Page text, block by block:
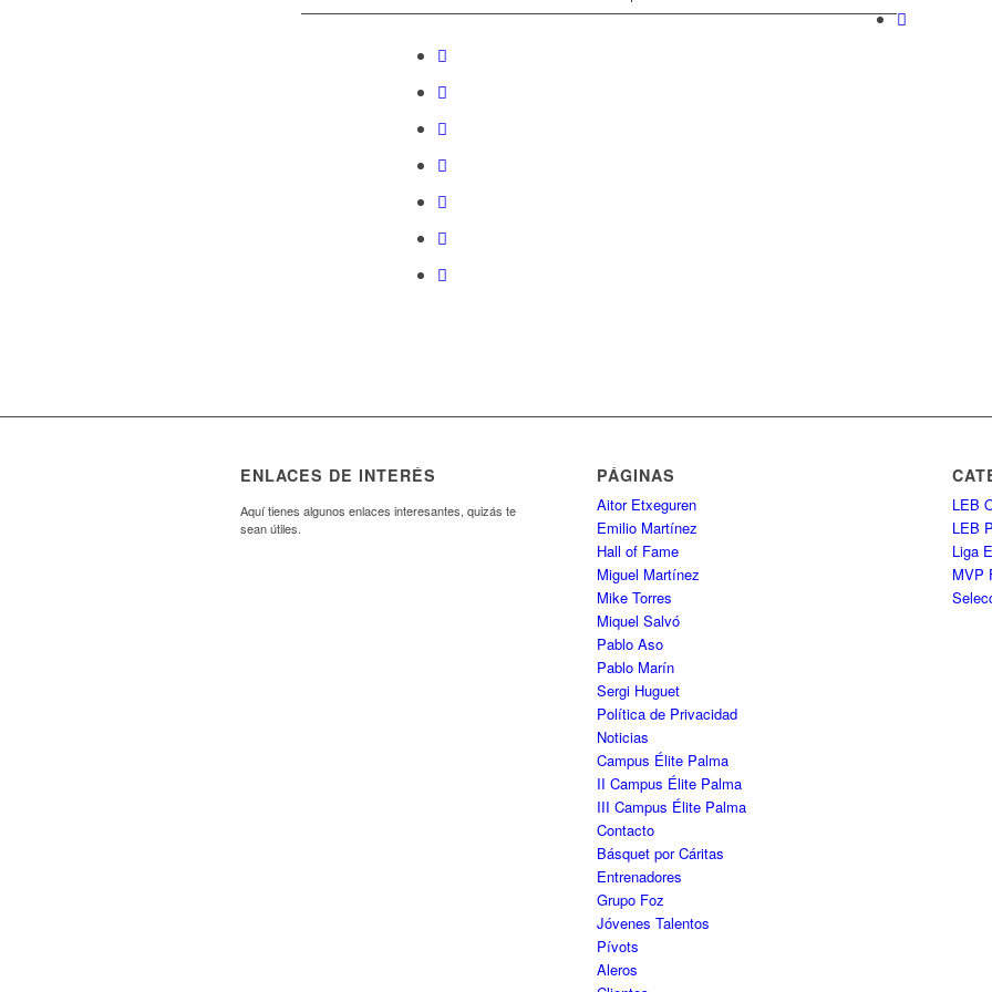
ENLACES DE INTERÉS
Aquí tienes algunos enlaces interesantes, quizás te
sean útiles.
PÁGINAS
Aitor Etxeguren
Emilio Martínez
Hall of Fame
Miguel Martínez
Mike Torres
Miquel Salvó
Pablo Aso
Pablo Marín
Sergi Huguet
Política de Privacidad
Noticias
Campus Élite Palma
II Campus Élite Palma
III Campus Élite Palma
Contacto
Básquet por Cáritas
Entrenadores
Grupo Foz
Jóvenes Talentos
Pívots
Aleros
LEB
LEB
Liga
MVP